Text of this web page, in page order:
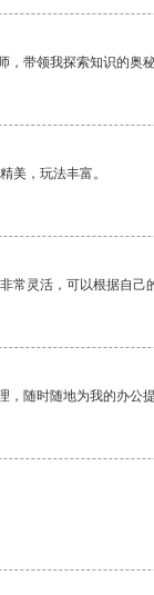
带领我探索知识的奥秘
美，玩法丰富。
常灵活，可以根据自己
，随时随地为我的办公提